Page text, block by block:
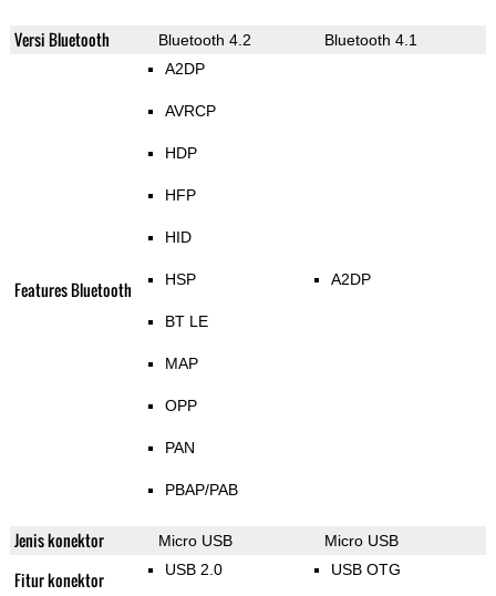
Versi Bluetooth Bluetooth 4.2 Bluetooth 4.1
Features Bluetooth
A2DP
AVRCP
HDP
HFP
HID
HSP
BT LE
MAP
OPP
PAN
PBAP/PAB
A2DP
Jenis konektor Micro USB Micro USB
Fitur konektor USB 2.0 USB OTG